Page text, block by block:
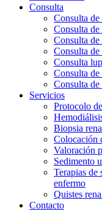
Consulta
Consulta
Consulta
Consulta
Consulta de
Consulta
Consulta de
Consulta de
Servicios
Protocolo
Biopsia
Colocación
Valoración
Sedimento
Terapias de
enfermo
Quistes
Contacto